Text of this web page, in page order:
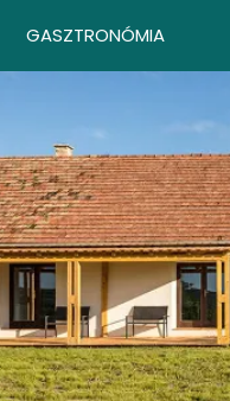
GASZTRONÓMIA